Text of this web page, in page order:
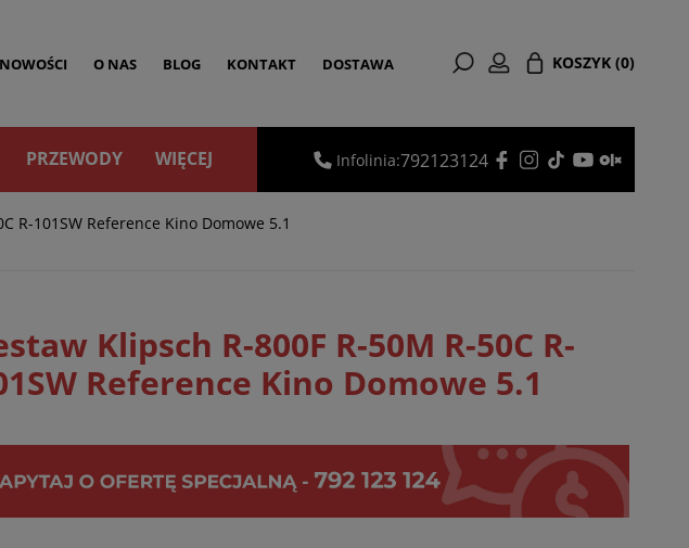
KOSZYK (0)
NOWOŚCI O NAS BLOG KONTAKT DOSTAWA
PRZEWODY WIĘCEJ Infolinia:792123124
R-101SW Reference Kino Domowe 5.1
Klipsch R-800F R-50M R-50C R-
Reference Kino Domowe 5.1